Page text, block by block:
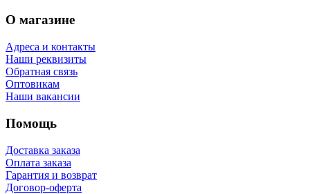
О магазине
Адреса и контакты
Наши реквизиты
Обратная связь
Оптовикам
Наши вакансии
Помощь
Доставка заказа
Оплата заказа
Гарантия и возврат
Договор-оферта